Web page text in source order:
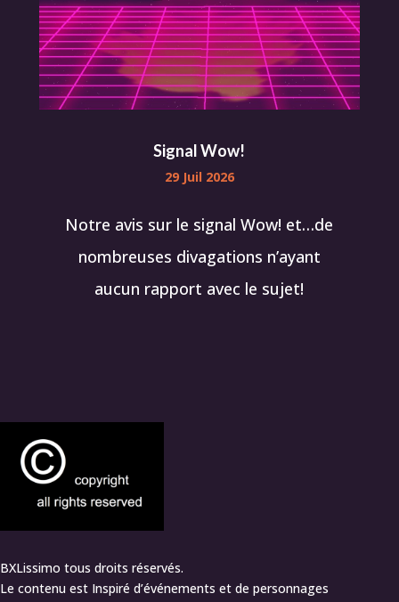
Signal Wow!
29 Juil 2026
Notre avis sur le signal Wow! et…de
nombreuses divagations n’ayant
aucun rapport avec le sujet!
BXLissimo tous droits réservés.
Le contenu est Inspiré d’événements et de personnages